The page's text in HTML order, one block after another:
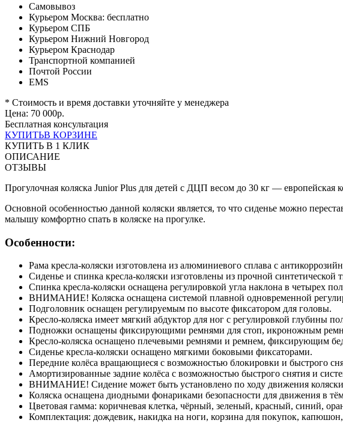
Самовывоз
Курьером Москва: бесплатно
Курьером СПБ
Курьером Нижний Новгород
Курьером Краснодар
Транспортной компанией
Почтой России
EMS
* Стоимость и время доставки уточняйте у менеджера
Цена: 70 000р.
Бесплатная консультация
КУПИТЬВ КОРЗИНЕ
КУПИТЬ В 1 КЛИК
ОПИСАНИЕ
ОТЗЫВЫ
Прогулочная коляска Junior Plus для детей с ДЦП весом до 30 кг — европейская
Основной особенностью данной коляски является, то что сиденье можно
малышу комфортно спать в коляске на прогулке.
Особенности:
Рама кресла-коляски изготовлена из алюминиевого сплава с
Сиденье и спинка кресла-коляски изготовлены из прочной синтетической
Спинка кресла-коляски оснащена регулировкой угла наклона в четырех
ВНИМАНИЕ! Коляска оснащена системой плавной одновременной
Подголовник оснащен регулируемым по высоте фиксатором для головы.
Кресло-коляска имеет мягкий абдуктор для ног с регулировкой глубины
Подножки оснащены фиксирующими ремнями для стоп, икроножным
Кресло-коляска оснащено плечевыми ремнями и ремнем, фиксирующим
Сиденье кресла-коляски оснащено мягкими боковыми фиксаторами.
Передние колёса вращающиеся с возможностью блокировки и быстрого
Амортизированные задние колёса с возможностью быстрого снятия и
ВНИМАНИЕ! Сидение может быть установлено по ходу движения
Коляска оснащена диодными фонариками безопасности для движения в
Цветовая гамма: коричневая клетка, чёрный, зеленый, красный, синий,
Комплектация: дождевик, накидка на ноги, корзина для покупок,